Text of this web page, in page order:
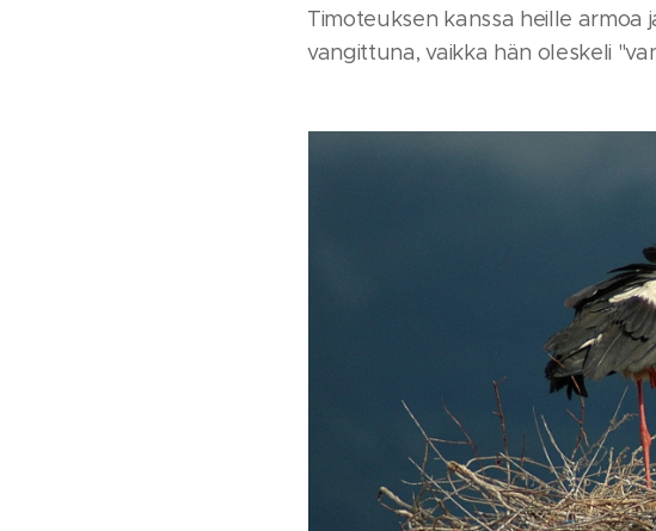
Timoteuksen kanssa heille armoa
vangittuna, vaikka hän oleskeli